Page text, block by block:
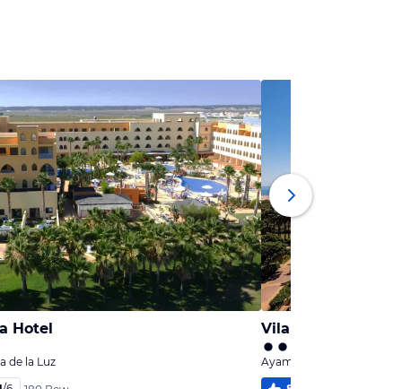
Hotel
de la Luz
Vila Galé Isla
Ayamonte, Costa de la